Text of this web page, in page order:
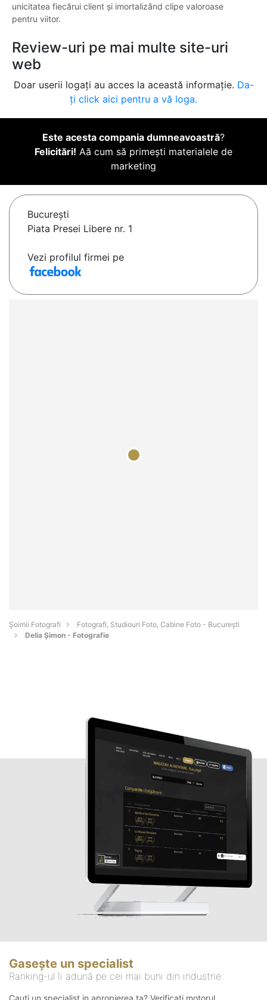
unicitatea fiecărui client și imortalizând clipe valoroase
pentru viitor.
Review-uri pe mai multe site-uri
web
Doar userii logați au acces la această informație. Da-
ți click aici pentru a vă loga.
Este acesta compania dumneavoastră?
Felicitări! Aă cum să primești materialele de
marketing
Bucureşti
Piata Presei Libere nr. 1
Vezi profilul firmei pe
Șoimii Fotografi
Fotografi, Studiouri Foto, Cabine Foto - Bucureşti
Delia Șimon - Fotografie
Gasește un specialist
Ranking-ul îi adună pe cei mai buni din industrie
Cauți un specialist in apropierea ta? Verificați motorul